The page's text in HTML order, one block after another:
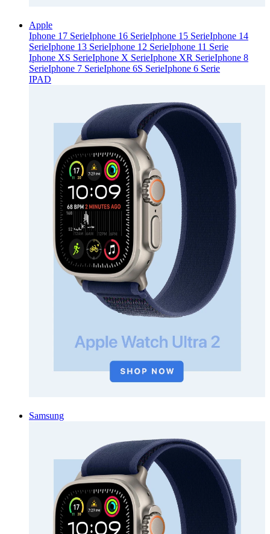
Apple
Iphone 17 SerieIphone 16 SerieIphone 15 SerieIphone 14
SerieIphone 13 SerieIphone 12 SerieIphone 11 Serie
Iphone XS SerieIphone X SerieIphone XR SerieIphone 8
SerieIphone 7 SerieIphone 6S SerieIphone 6 Serie
IPAD
Samsung